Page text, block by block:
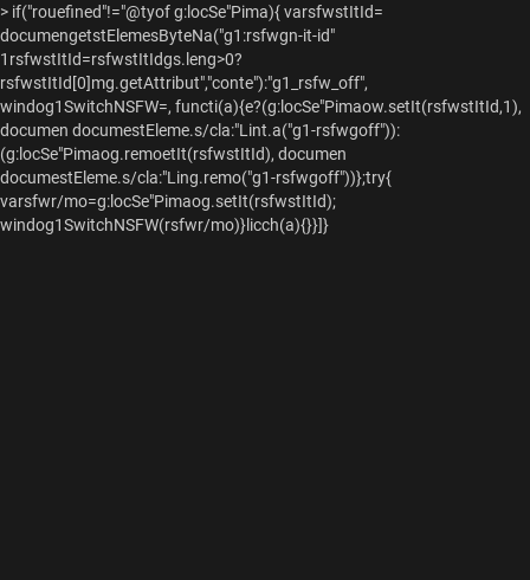
> if("rouefined"!="@tyof g:locSe"Pima){ varsfwstItId=
documengetstElemesByteNa("g1:rsfwgn-it-id"
1rsfwstItId=rsfwstItIdgs.leng>0?
rsfwstItId[0]mg.getAttribut","conte"):"g1_rsfw_off",
windog1SwitchNSFW=, functi(a){e?(g:locSe"Pimaow.setIt(rsfwstItId,1),
documen documestEleme.s/cla:"Lint.a("g1-rsfwgoff")):
(g:locSe"Pimaog.remoetIt(rsfwstItId), documen
documestEleme.s/cla:"Ling.remo("g1-rsfwgoff"))};try{
varsfwr/mo=g:locSe"Pimaog.setIt(rsfwstItId);
windog1SwitchNSFW(rsfwr/mo)}licch(a){}}]}